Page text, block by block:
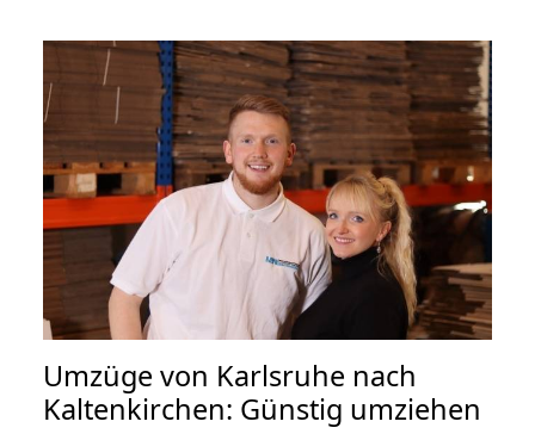
Umzüge von Karlsruhe nach
Kaltenkirchen: Günstig umziehen